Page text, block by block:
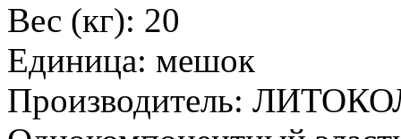
Вес (кг): 20
Единица: мешок
Производитель: